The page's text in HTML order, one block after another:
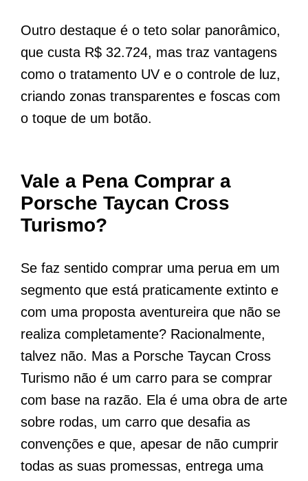
Outro destaque é o teto solar panorâmico,
que custa R$ 32.724, mas traz vantagens
como o tratamento UV e o controle de luz,
criando zonas transparentes e foscas com
o toque de um botão.
Vale a Pena Comprar a
Porsche Taycan Cross
Turismo?
Se faz sentido comprar uma perua em um
segmento que está praticamente extinto e
com uma proposta aventureira que não se
realiza completamente? Racionalmente,
talvez não. Mas a Porsche Taycan Cross
Turismo não é um carro para se comprar
com base na razão. Ela é uma obra de arte
sobre rodas, um carro que desafia as
convenções e que, apesar de não cumprir
todas as suas promessas, entrega uma